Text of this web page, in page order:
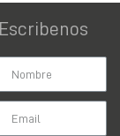
Escribenos